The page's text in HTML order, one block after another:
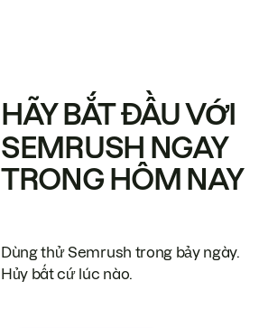
HÃY BẮT ĐẦU VỚI
SEMRUSH NGAY
TRONG HÔM NAY
Dùng thử Semrush trong bảy ngày.
Hủy bất cứ lúc nào.